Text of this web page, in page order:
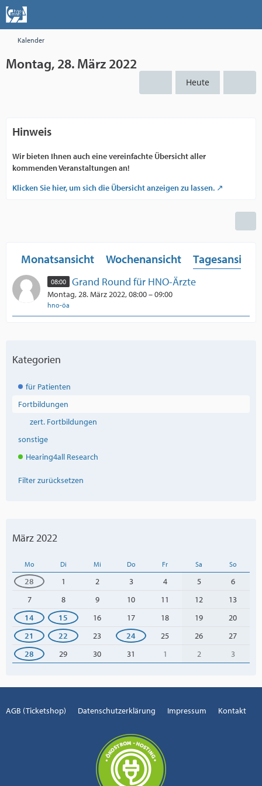
Kalender
Montag, 28. März 2022
Heute
Hinweis
Wir bieten Ihnen auch eine vereinfachte Übersicht aller
kommenden Veranstaltungen an!
Klicken Sie hier, um sich die Übersicht anzeigen zu lassen.
Monatsansicht Wochenansicht Tagesansicht
08:00 Grand Round für HNO-Ärzte
Montag, 28. März 2022, 08:00 – 09:00
hno-öa
Kategorien
für Patienten
Fortbildungen
zert. Fortbildungen
sonstige
Hearing4all Research
Filter zurücksetzen
März 2022
Mo Di Mi Do Fr Sa So
28 1 2 3 4 5
6
7
8 9 10 11 12
13
14
15 16 17 18 19
20
21
22 23 24 25 26
27
28
29 30 31 1 2 3
AGB (Ticketshop) Datenschutzerklärung Impressum Kontakt